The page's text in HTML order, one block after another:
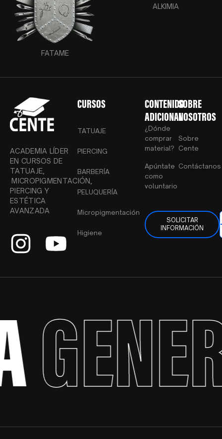
FATAME
ALKIMIA
ACADEMIA LÍDER
EN CURSOS DE
TATUAJE,
MICROPIGMENTACIÓN,
PIERCING Y
ESTÉTICA
AVANZADA
CURSOS
TATUAJE
PIERCING
BARBERÍA
PELUQUERÍA
Micropigmentación
Higiene
CONTENIDO
ADICIONAL
¿Dónde
comprar
material?
Apúntate
como
voluntario
SOBRE
NOSOTROS
Sobre
Cente
Contáctanos
SOLICITAR
INFORMACIÓN